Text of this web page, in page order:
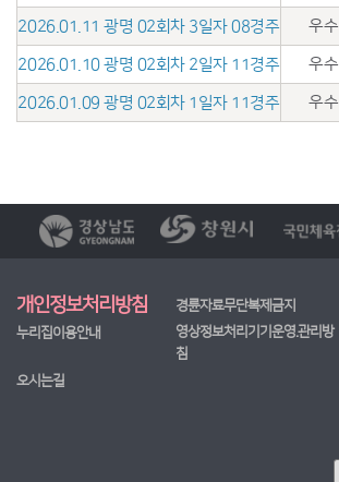
2026.01.11 광명 02회차 3일자 08경주 우수
2026.01.10 광명 02회차 2일자 11경주 우수
2026.01.09 광명 02회차 1일자 11경주 우수
개인정보처리방침
경륜자료무단복제금지
누리집이용안내
영상정보처리기기운영.관리방
침
오시는길